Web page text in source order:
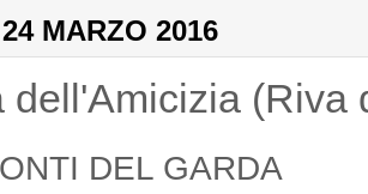
MARZO 2016
dell'Amicizia (Riva
DEL GARDA